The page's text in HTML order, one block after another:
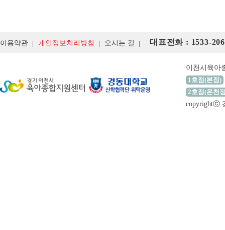
이용약관 개인정보처리방침 오시는 길 대표전화 : 1533-
이천시육아
1호점(본점)
2호점(온천
copyrightⓒ